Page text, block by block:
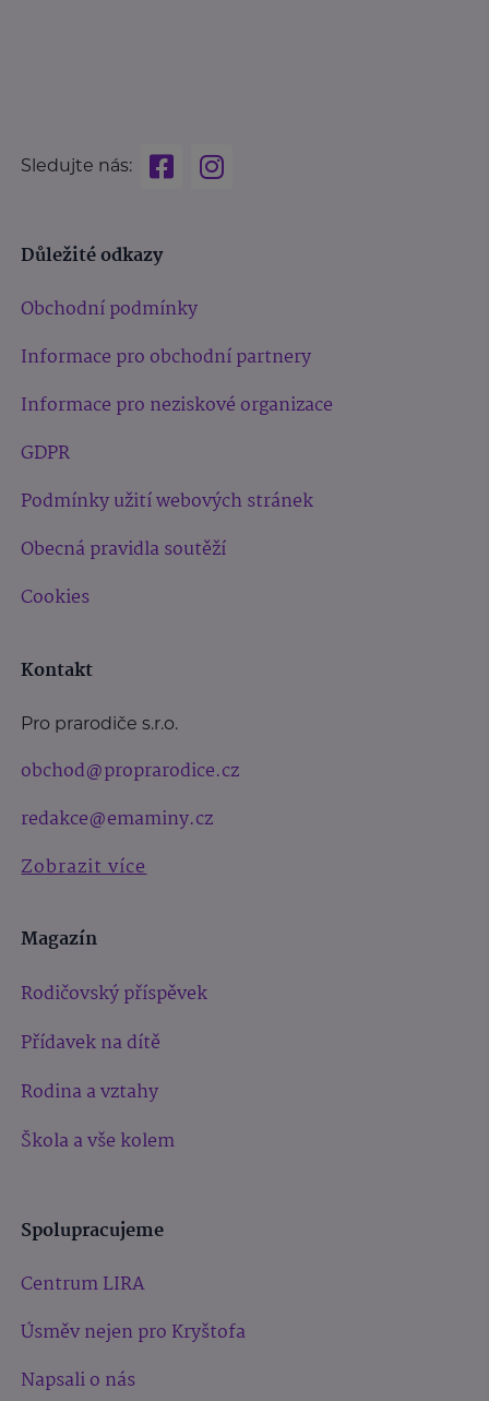
Sledujte nás:
Důležité odkazy
Obchodní podmínky
Informace pro obchodní partnery
Informace pro neziskové organizace
GDPR
Podmínky užití webových stránek
Obecná pravidla soutěží
Cookies
Kontakt
Pro prarodiče s.r.o.
obchod@proprarodice.cz
redakce@emaminy.cz
Zobrazit více
Magazín
Rodičovský příspěvek
Přídavek na dítě
Rodina a vztahy
Škola a vše kolem
Spolupracujeme
Centrum LIRA
Úsměv nejen pro Kryštofa
Napsali o nás